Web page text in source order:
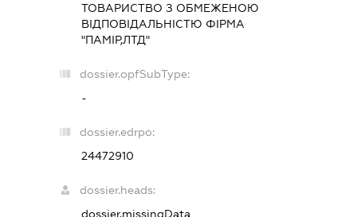
ТОВАРИСТВО З ОБМЕЖЕНОЮ
ВІДПОВІДАЛЬНІСТЮ ФІРМА
"ПАМІР,ЛТД"
dossier.opfSubType:
-
dossier.edrpo:
24472910
dossier.heads:
dossier.missingData